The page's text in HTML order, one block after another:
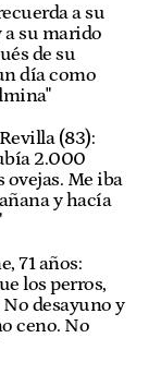
a su
su marido
de su
día como
(83):
2.000
ovejas. Me iba
y hacía
71 años:
los perros,
desayuno y
ceno. No